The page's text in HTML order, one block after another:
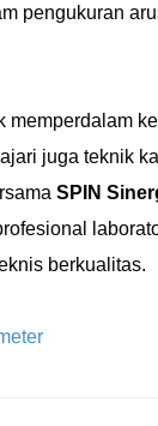
pengukuran
memperdalam
juga teknik
SPIN
berkualitas.